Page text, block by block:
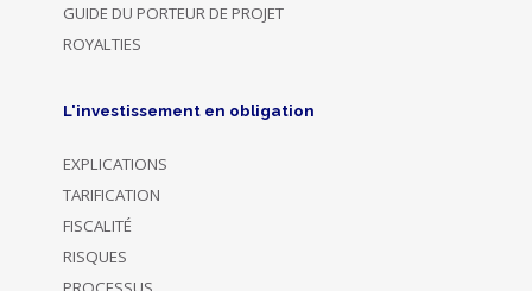
GUIDE DU PORTEUR DE PROJET
ROYALTIES
L'investissement en obligation
EXPLICATIONS
TARIFICATION
FISCALITÉ
RISQUES